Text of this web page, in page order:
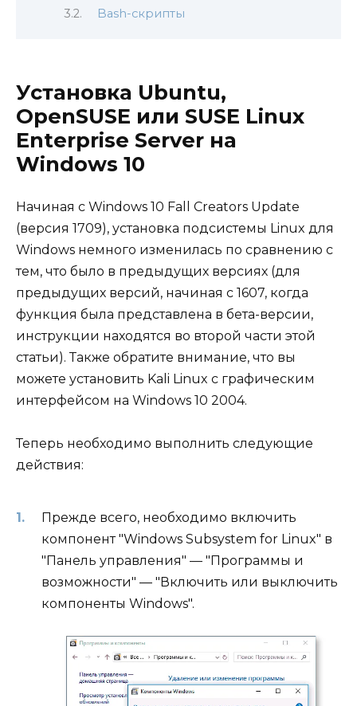
Bash-скрипты
Установка Ubuntu,
OpenSUSE или SUSE Linux
Enterprise Server на
Windows 10
Начиная с Windows 10 Fall Creators Update
(версия 1709), установка подсистемы Linux для
Windows немного изменилась по сравнению с
тем, что было в предыдущих версиях (для
предыдущих версий, начиная с 1607, когда
функция была представлена в бета-версии,
инструкции находятся во второй части этой
статьи). Также обратите внимание, что вы
можете установить Kali Linux с графическим
интерфейсом на Windows 10 2004.
Теперь необходимо выполнить следующие
действия:
Прежде всего, необходимо включить
компонент "Windows Subsystem for Linux" в
"Панель управления" — "Программы и
возможности" — "Включить или выключить
компоненты Windows".